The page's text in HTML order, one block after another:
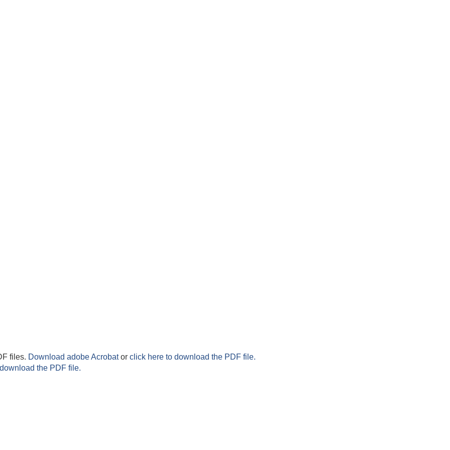
files. Download adobe Acrobator click here to download the PDF file.
the PDF file.